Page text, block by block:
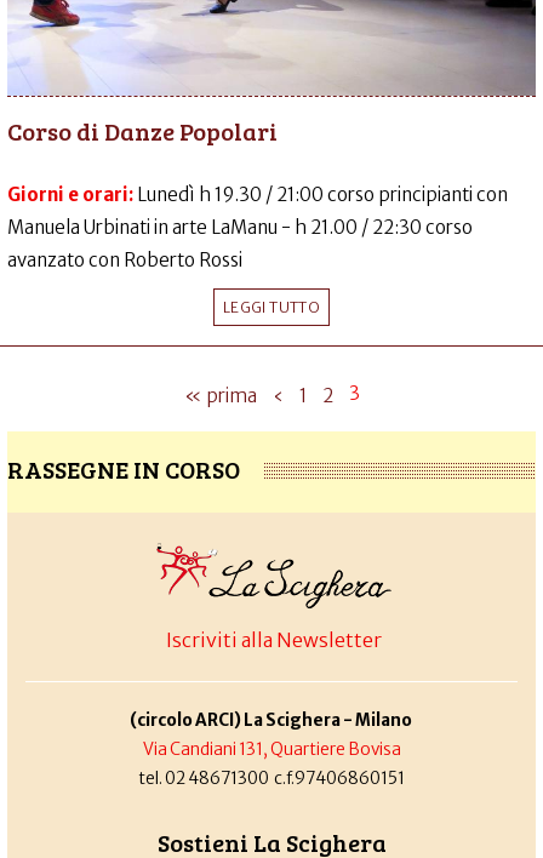
Corso di Danze Popolari
Giorni e orari: Lunedì h 19.30 / 21:00 corso principianti con
Manuela Urbinati in arte LaManu - h 21.00 / 22:30 corso
avanzato con Roberto Rossi
LEGGI TUTTO
« prima ‹ 1 2 3
RASSEGNE IN CORSO
Iscriviti alla Newsletter
(circolo ARCI) La Scighera - Milano
Via Candiani 131, Quartiere Bovisa
tel. 02 48671300 c.f.97406860151
Sostieni La Scighera